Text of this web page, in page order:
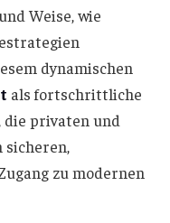
Weise, wie
dynamischen
als fortschrittliche
privaten und
zu modernen